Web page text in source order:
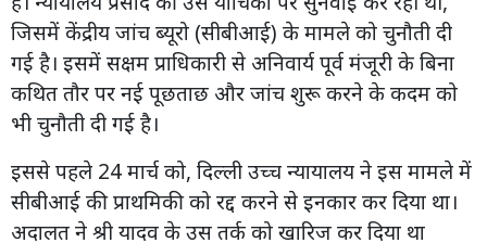
जिसमें केंद्रीय जांच ब्यूरो (सीबीआई) के मामले को चुनौती दी
गई है। इसमें सक्षम प्राधिकारी से अनिवार्य पूर्व मंजूरी के बिना
कथित तौर पर नई पूछताछ और जांच शुरू करने के कदम को
भी चुनौती दी गई है।
इससे पहले 24 मार्च को, दिल्ली उच्च न्यायालय ने इस मामले में
सीबीआई की प्राथमिकी को रद्द करने से इनकार कर दिया था।
अदालत ने श्री यादव के उस तर्क को खारिज कर दिया था